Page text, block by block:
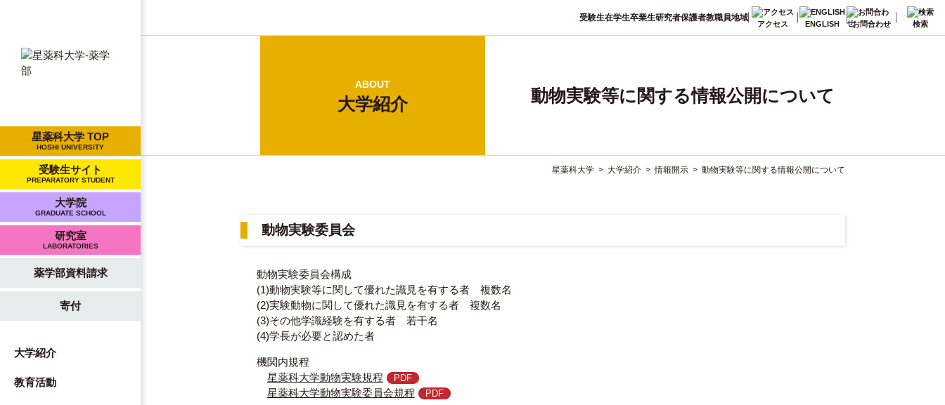
星薬科大学 TOP
HOSHI UNIVERSITY
受験生サイト
PREPARATORY STUDENT
大学院
GRADUATE SCHOOL
研究室
LABORATORIES
薬学部資料請求
寄付
大学紹介
教育活動
受験生在学生卒業生研究者保護者教職員地域
アクセス ENGLISH お問合わせ 検索
ABOUT
大学紹介 動物実験等に関する情報公開について
星薬科大学 > 大学紹介 > 情報開示 > 動物実験等に関する情報公開について
動物実験委員会
動物実験委員会構成
(1)動物実験等に関して優れた識見を有する者 複数名
(2)実験動物に関して優れた識見を有する者 複数名
(3)その他学識経験を有する者 若干名
(4)学長が必要と認めた者
機関内規程
星薬科大学動物実験規程
星薬科大学動物実験委員会規程